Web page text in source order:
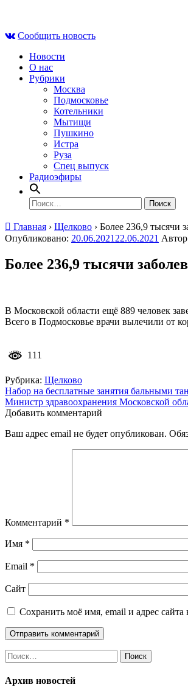
contentСообщить новость
Новости
О нас
Рубрики
Москва
Подмосковье
Котельники
Мытищи
Пушкино
Истра
Руза
Спец выпуск
Радиоэфиры
Найти:
Главная › Щелково › Более 236,9 тысячи
Опубликовано: 20.06.2021 22.06.2021
Более 236,9 тысячи
В Московской области ещё 889 человек
Всего в Подмосковье врачи вылечили от
111
Рубрика: Щелково
Навигация
по
Набор на бесплатные занятия бальными
Министр здравоохранения Московской
Добавить комментарий
Ваш адрес email не будет опубликован.
Комментарий *
Имя *
Email *
Сайт
Сохранить моё имя, email и адрес
Найти:
Архив новостей